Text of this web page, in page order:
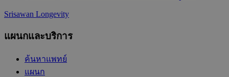
Srisawan Longevity
แผนกและบริการ
ค้นหาแพทย์
แผนก